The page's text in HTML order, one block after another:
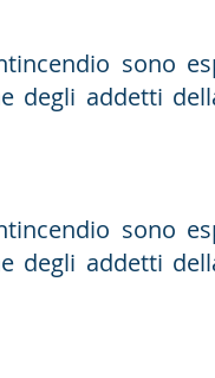
sono
degli addetti
sono
degli addetti